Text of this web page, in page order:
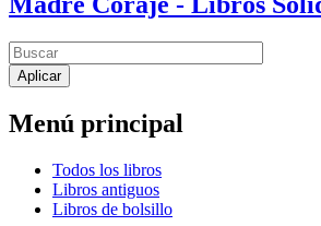
Menú principal
Todos los libros
Libros antiguos
Libros de bolsillo